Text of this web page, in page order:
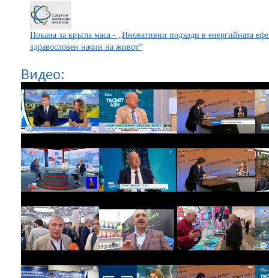
Покана за кръгла маса - „Иновативни подходи в енергийната
здравословен начин на живот”
Видео: